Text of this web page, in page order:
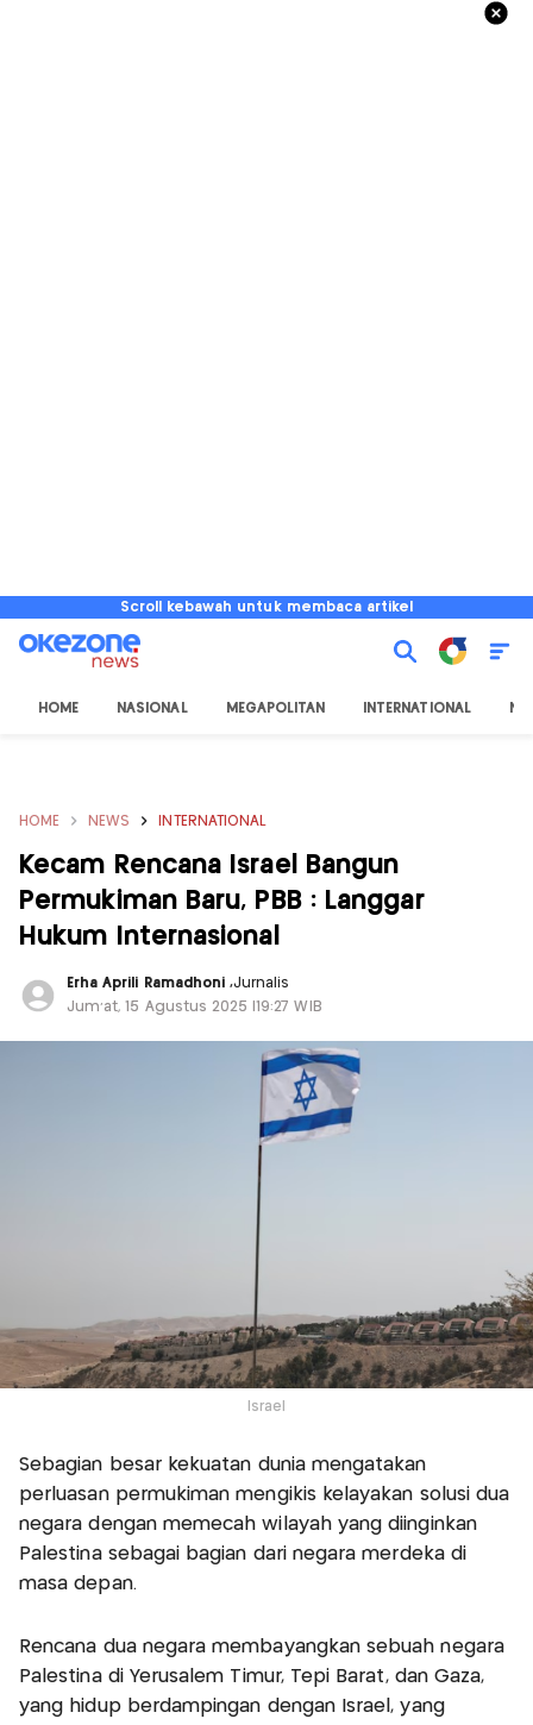
Scroll kebawah untuk membaca artikel
HOME NASIONAL MEGAPOLITAN INTERNATIONAL
HOME NEWS INTERNATIONAL
Kecam Rencana Israel Bangun
Permukiman Baru, PBB : Langgar
Hukum Internasional
Erha Aprili Ramadhoni,Jurnalis
Jum'at, 15 Agustus 2025 |19:27 WIB
Israel
Sebagian besar kekuatan dunia mengatakan
perluasan permukiman mengikis kelayakan solusi dua
negara dengan memecah wilayah yang diinginkan
Palestina sebagai bagian dari negara merdeka di
masa depan.
Rencana dua negara membayangkan sebuah negara
Palestina di Yerusalem Timur, Tepi Barat, dan Gaza,
yang hidup berdampingan dengan Israel, yang